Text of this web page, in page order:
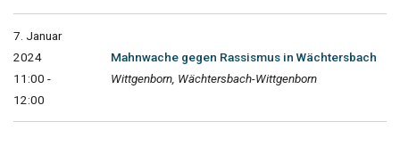
7. Januar
2024
11:00 -
12:00
Mahnwache gegen Rassismus in Wächtersbach
Wittgenborn, Wächtersbach-Wittgenborn